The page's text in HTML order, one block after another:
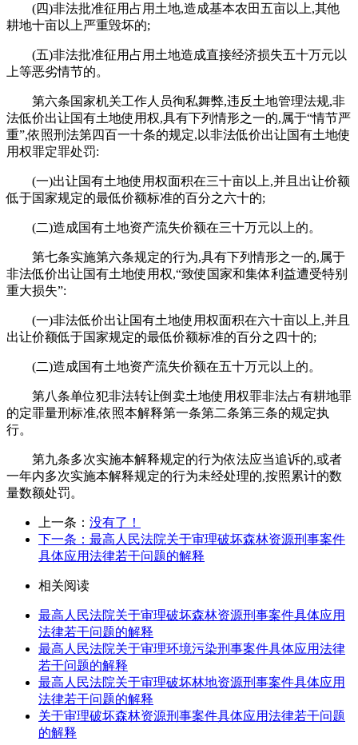
(四)非法批准征用占用土地,造成基本农田五亩以上,其他
耕地十亩以上严重毁坏的;
(五)非法批准征用占用土地造成直接经济损失五十万元以
上等恶劣情节的。
第六条国家机关工作人员徇私舞弊,违反土地管理法规,非
法低价出让国有土地使用权,具有下列情形之一的,属于“情节严
重”,依照刑法第四百一十条的规定,以非法低价出让国有土地使
用权罪定罪处罚:
(一)出让国有土地使用权面积在三十亩以上,并且出让价额
低于国家规定的最低价额标准的百分之六十的;
(二)造成国有土地资产流失价额在三十万元以上的。
第七条实施第六条规定的行为,具有下列情形之一的,属于
非法低价出让国有土地使用权,“致使国家和集体利益遭受特别
重大损失”:
(一)非法低价出让国有土地使用权面积在六十亩以上,并且
出让价额低于国家规定的最低价额标准的百分之四十的;
(二)造成国有土地资产流失价额在五十万元以上的。
第八条单位犯非法转让倒卖土地使用权罪非法占有耕地罪
的定罪量刑标准,依照本解释第一条第二条第三条的规定执
行。
第九条多次实施本解释规定的行为依法应当追诉的,或者
一年内多次实施本解释规定的行为未经处理的,按照累计的数
量数额处罚。
上一条： 没有了！
下一条：最高人民法院关于审理破坏森林资源刑事案件
具体应用法律若干问题的解释
相关阅读
最高人民法院关于审理破坏森林资源刑事案件具体应用
法律若干问题的解释
最高人民法院关于审理环境污染刑事案件具体应用法律
若干问题的解释
最高人民法院关于审理破坏林地资源刑事案件具体应用
法律若干问题的解释
关于审理破坏森林资源刑事案件具体应用法律若干问题
的解释